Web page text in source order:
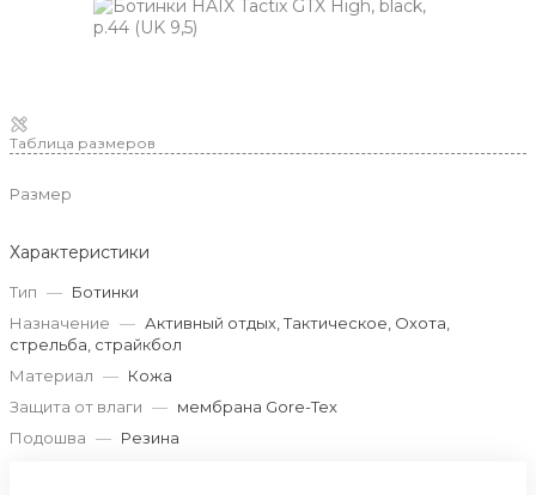
Таблица размеров
Размер
Характеристики
Тип — Ботинки
Назначение — Активный отдых, Тактическое, Охота,
стрельба, страйкбол
Материал — Кожа
Защита от влаги — мембрана Gore-Tex
Подошва — Резина